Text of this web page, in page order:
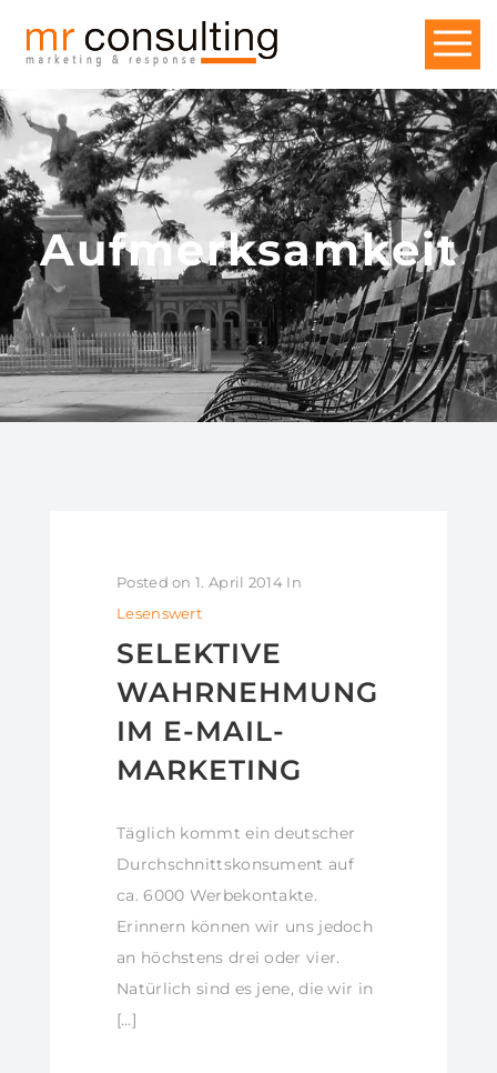
Aufmerksamkeit
Posted on 1. April 2014 In
Lesenswert
SELEKTIVE
WAHRNEHMUNG
IM E-MAIL-
MARKETING
Täglich kommt ein deutscher
Durchschnittskonsument auf
ca. 6000 Werbekontakte.
Erinnern können wir uns jedoch
an höchstens drei oder vier.
Natürlich sind es jene, die wir in
[…]